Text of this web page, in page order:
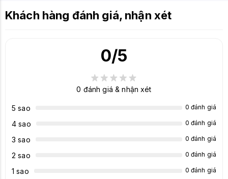
Khách hàng đánh giá, nhận xét
0/5
0 đánh giá & nhận xét
5 sao 0 đánh giá
4 sao 0 đánh giá
3 sao 0 đánh giá
2 sao 0 đánh giá
1 sao 0 đánh giá